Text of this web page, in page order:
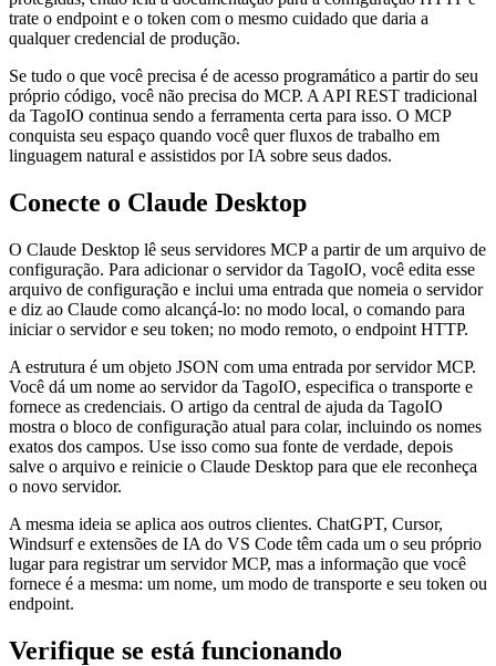
trate o endpoint e o token com o mesmo cuidado que daria a
qualquer credencial de produção.
Se tudo o que você precisa é de acesso programático a partir do seu
próprio código, você não precisa do MCP. A API REST tradicional
da TagoIO continua sendo a ferramenta certa para isso. O MCP
conquista seu espaço quando você quer fluxos de trabalho em
linguagem natural e assistidos por IA sobre seus dados.
Conecte o Claude Desktop
O Claude Desktop lê seus servidores MCP a partir de um arquivo de
configuração. Para adicionar o servidor da TagoIO, você edita esse
arquivo de configuração e inclui uma entrada que nomeia o servidor
e diz ao Claude como alcançá-lo: no modo local, o comando para
iniciar o servidor e seu token; no modo remoto, o endpoint HTTP.
A estrutura é um objeto JSON com uma entrada por servidor MCP.
Você dá um nome ao servidor da TagoIO, especifica o transporte e
fornece as credenciais. O artigo da central de ajuda da TagoIO
mostra o bloco de configuração atual para colar, incluindo os nomes
exatos dos campos. Use isso como sua fonte de verdade, depois
salve o arquivo e reinicie o Claude Desktop para que ele reconheça
o novo servidor.
A mesma ideia se aplica aos outros clientes. ChatGPT, Cursor,
Windsurf e extensões de IA do VS Code têm cada um o seu próprio
lugar para registrar um servidor MCP, mas a informação que você
fornece é a mesma: um nome, um modo de transporte e seu token ou
endpoint.
Verifique se está funcionando